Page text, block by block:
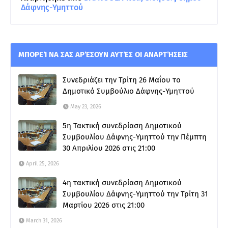
Δάφνης-Υμηττού
ΜΠΟΡΕΊ ΝΑ ΣΑΣ ΑΡΈΣΟΥΝ ΑΥΤΈΣ ΟΙ ΑΝΑΡΤΉΣΕΙΣ
Συνεδριάζει την Τρίτη 26 Μαΐου το
Δημοτικό Συμβούλιο Δάφνης-Υμηττού
May 23, 2026
5η Τακτική συνεδρίαση Δημοτικού
Συμβουλίου Δάφνης-Υμηττού την Πέμπτη
30 Απριλίου 2026 στις 21:00
April 25, 2026
4η τακτική συνεδρίαση Δημοτικού
Συμβουλίου Δάφνης-Υμηττού την Τρίτη 31
Μαρτίου 2026 στις 21:00
March 31, 2026